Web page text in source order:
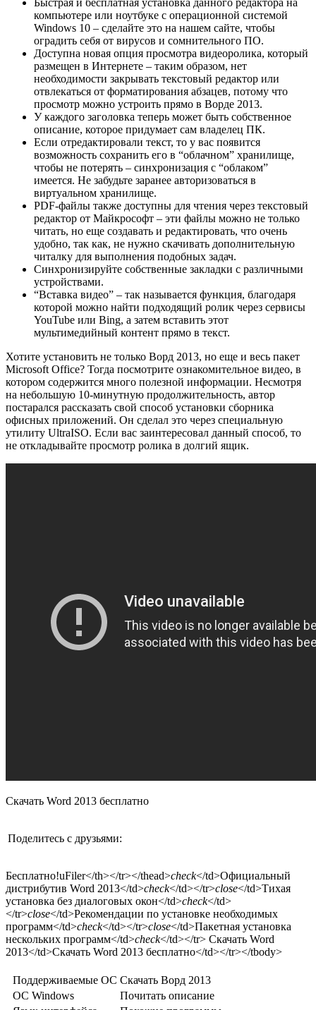
компьютере или ноутбуке с операционной системой
Windows 10 – сделайте это на нашем сайте, чтобы
оградить себя от вирусов и сомнительного ПО.
Доступна новая опция просмотра видеоролика, который
размещен в Интернете – таким образом, нет
необходимости закрывать текстовый редактор или
отвлекаться от форматирования абзацев, потому что
просмотр можно устроить прямо в Ворде 2013.
У каждого заголовка теперь может быть собственное
описание, которое придумает сам владелец ПК.
Если отредактировали текст, то у вас появится
возможность сохранить его в “облачном” хранилище,
чтобы не потерять – синхронизация с “облаком”
имеется. Не забудьте заранее авторизоваться в
виртуальном хранилище.
PDF-файлы также доступны для чтения через текстовый
редактор от Майкрософт – эти файлы можно не только
читать, но еще создавать и редактировать, что очень
удобно, так как, не нужно скачивать дополнительную
читалку для выполнения подобных задач.
Синхронизируйте собственные закладки с различными
устройствами.
“Вставка видео” – так называется функция, благодаря
которой можно найти подходящий ролик через сервисы
YouTube или Bing, а затем вставить этот
мультимедийный контент прямо в текст.
Хотите установить не только Ворд 2013, но еще и весь пакет
Microsoft Office? Тогда посмотрите ознакомительное видео, в
котором содержится много полезной информации. Несмотря
на небольшую 10-минутную продолжительность, автор
постарался рассказать свой способ установки сборника
офисных приложений. Он сделал это через специальную
утилиту UltraISO. Если вас заинтересовал данный способ, то
не откладывайте просмотр ролика в долгий ящик.
Скачать Word 2013 бесплатно
Поделитесь с друзьями:
Бесплатно!uFiler</th></tr></thead>check</td>Официальный
дистрибутив Word 2013</td>check</td></tr>close</td>Тихая
установка без диалоговых окон</td>check</td>
</tr>close</td>Рекомендации по установке необходимых
программ</td>check</td></tr>close</td>Пакетная установка
нескольких программ</td>check</td></tr> Скачать Word
2013</td>Скачать Word 2013 бесплатно</td></tr></tbody>
Поддерживаемые ОС Скачать Ворд 2013
OC Windows
Почитать описание